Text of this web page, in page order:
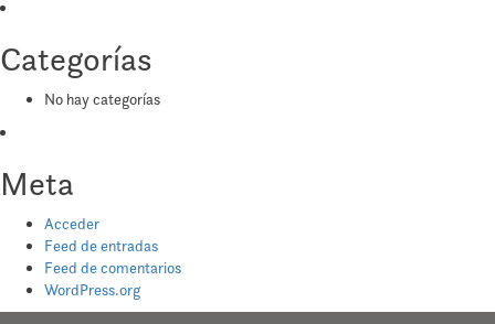
Categorías
No hay categorías
Meta
Acceder
Feed de entradas
Feed de comentarios
WordPress.org